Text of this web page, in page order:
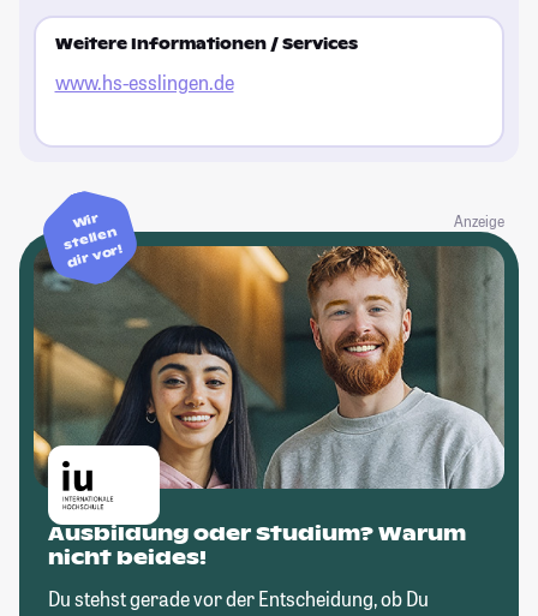
Weitere Informationen / Services
www.hs-esslingen.de
Anzeige
Wir
stellen
dir vor!
Ausbildung oder Studium? Warum
nicht beides!
Du stehst gerade vor der Entscheidung, ob Du